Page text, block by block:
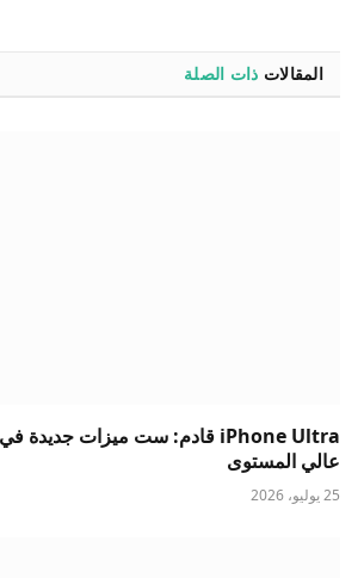
المقالات ذات الصلة
عالي المستوى
25 يوليو، 2026